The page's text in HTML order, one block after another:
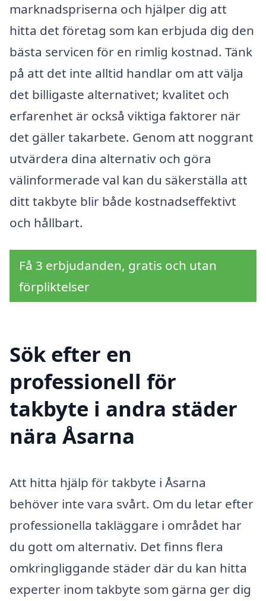
marknadspriserna och hjälper dig att
hitta det företag som kan erbjuda dig den
bästa servicen för en rimlig kostnad. Tänk
på att det inte alltid handlar om att välja
det billigaste alternativet; kvalitet och
erfarenhet är också viktiga faktorer när
det gäller takarbete. Genom att noggrant
utvärdera dina alternativ och göra
välinformerade val kan du säkerställa att
ditt takbyte blir både kostnadseffektivt
och hållbart.
Få 3 erbjudanden, gratis och utan
förpliktelser
Sök efter en
professionell för
takbyte i andra städer
nära Åsarna
Att hitta hjälp för takbyte i Åsarna
behöver inte vara svårt. Om du letar efter
professionella takläggare i området har
du gott om alternativ. Det finns flera
omkringliggande städer där du kan hitta
experter inom takbyte som gärna ger dig